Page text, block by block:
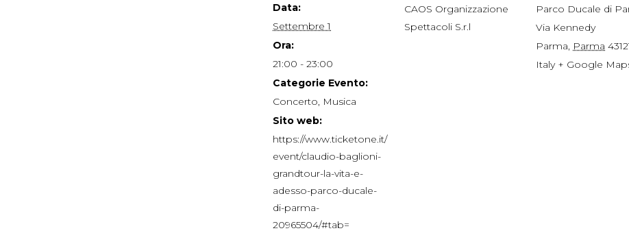
Data:
Settembre 1
Ora:
21:00 - 23:00
Categorie Evento:
Concerto, Musica
Sito web:
https://www.ticketone.it/
event/claudio-baglioni-
grandtour-la-vita-e-
adesso-parco-ducale-
di-parma-
20965504/#tab=
CAOS Organizzazione
Spettacoli S.r.l
Parco Ducale di
Via Kennedy
Parma, Parma
Italy + Google